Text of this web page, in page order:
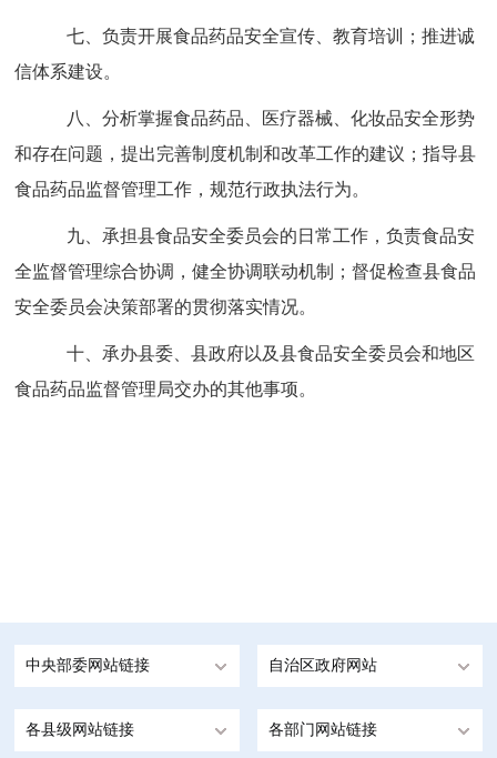
七、负责开展食品药品安全宣传、教育培训；推进诚
信体系建设。
八、分析掌握食品药品、医疗器械、化妆品安全形势
和存在问题，提出完善制度机制和改革工作的建议；指导县
食品药品监督管理工作，规范行政执法行为。
九、 承担县食品安全委员会的日常工作，负责食品安
全监督管理综合协调，健全协调联动机制；督促检查县食品
安全委员会决策部署的贯彻落实情况。
十、 承办县委、县政府以及县食品安全委员会和地区
食品药品监督管理局交办的其他事项。
中央部委网站链接 自治区政府网站
各县级网站链接 各部门网站链接